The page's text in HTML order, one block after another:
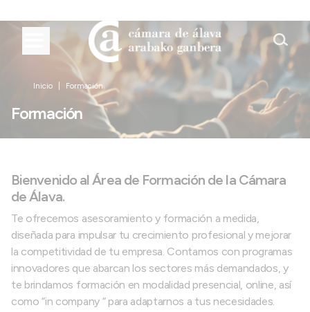
Inicio Formación
Formación
Bienvenido al Área de Formación de la Cámara
de Álava.
Te ofrecemos asesoramiento y formación a medida,
diseñada para impulsar tu crecimiento profesional y mejorar
la competitividad de tu empresa. Contamos con programas
innovadores que abarcan los sectores más demandados, y
te brindamos formación en modalidad presencial, online, así
como “in company “ para adaptarnos a tus necesidades.